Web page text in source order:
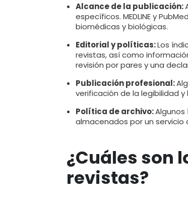
Alcance de la publicación:
específicos. MEDLINE y
biomédicas y biológicas.
Editorial y políticas:Los
revistas, así como
revisión por pares y una
Publicación profesional:
verificación de la legibilidad
Política de archivo:
almacenados por un servicio
¿Cuáles son
revistas?